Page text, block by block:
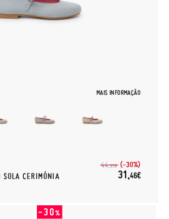
MAIS INFORMAÇÃO
SOLA CERIMÓNIA
44,95€ (-30%)
31,46€